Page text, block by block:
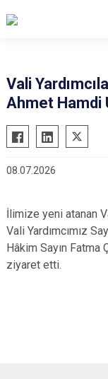
Vali
Ahmet Hamdi
08.07.2026
İlimize yeni atanan
Vali Yardımcımız
Hâkim Sayın Fatma
ziyaret etti.